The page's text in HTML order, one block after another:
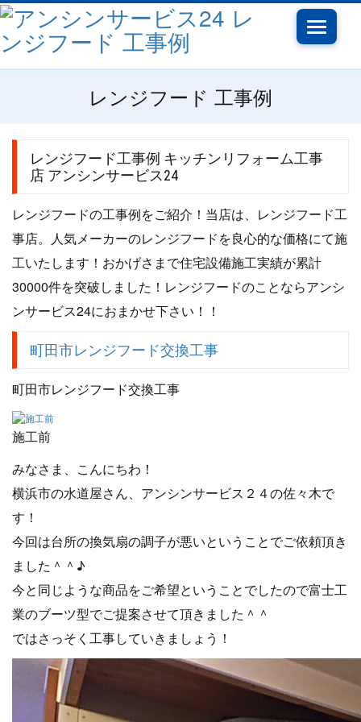
Toggle
navigation
レンジフード 工事例
レンジフード工事例 キッチンリフォーム工事
店 アンシンサービス24
レンジフードの工事例をご紹介！当店は、レンジフード工
事店。人気メーカーのレンジフードを良心的な価格にて施
工いたします！おかげさまで住宅設備施工実績が累計
30000件を突破しました！レンジフードのことならアンシ
ンサービス24におまかせ下さい！！
町田市レンジフード交換工事
町田市レンジフード交換工事
施工前
みなさま、こんにちわ！
横浜市の水道屋さん、アンシンサービス２４の佐々木で
す！
今回は台所の換気扇の調子が悪いということでご依頼頂き
ました＾＾♪
今と同じような商品をご希望ということでしたので富士工
業のブーツ型でご提案させて頂きました＾＾
ではさっそく工事していきましょう！